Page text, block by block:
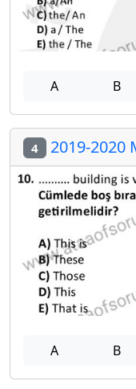
A B
4 2019-2020
A B